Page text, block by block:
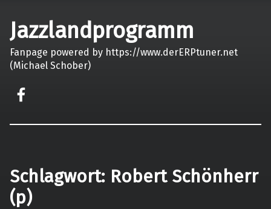
Jazzlandprogramm
Fanpage powered by https://www.derERPtuner.net
(Michael Schober)
Schlagwort: Robert Schönherr
(p)